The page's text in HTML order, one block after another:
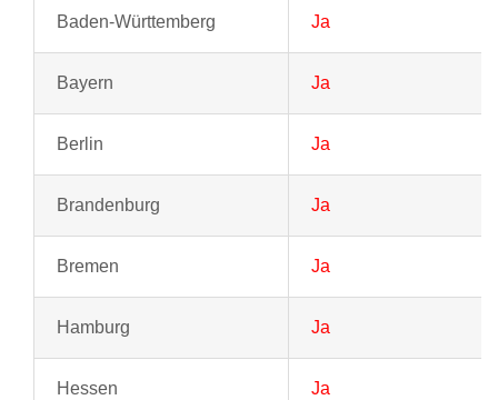
Baden-Württemberg Ja
Bayern Ja
Berlin Ja
Brandenburg Ja
Bremen Ja
Hamburg Ja
Hessen Ja